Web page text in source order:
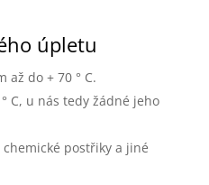
úpletu
až do + 70 ° C.
C, u nás tedy žádné jeho
postřiky a jiné